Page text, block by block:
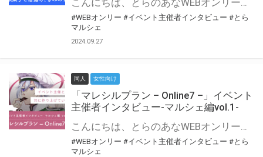
こんにちは、とらのあなWEBオンリー運営スタッフです。 新たにお届けする、イベント主催者インタビュー-マルシェ編-は、 とらのあなWEBオンリー「マルシェ」をご利用の主催様に 「マルシェ」を使ってイベントを開催した感想や心がけをお聞きする企画です。 今回は、WEBオンリー初開催「駄菓子と唐揚げ、きみの青」より、 主催のぎこ六屋様にお話を伺いました。 協力：ぎこ六屋様／イベント公式Twitter（@krkgwks） とらのあなWEBオンリー「マルシェ」とは？ WEBオンリーでリアルタイムでコミュニケーションがとれるオンライン会場です。
#WEBオンリー #イベント主催者インタビュー #とら
マルシェ
2024.09.27
同人 女性向け
「マレシルプラン – Online7 –」イベント
主催者インタビュー-マルシェ編vol.1-
こんにちは、とらのあなWEBオンリー運営スタッフです。 新たにお届けする、イベント主催者インタビュー-マルシェ編-は、 とらのあなWEBオンリー「マルシェ」をご利用した主催様に 「マルシェ」を使って開催した感想や心がけをお聞きする企画です。 今回は、WEBオンリー開催7回目迎えた「マレシルプラン – Online7 –」より、 主催の玉川うた様にお話を伺いました。 ▼マレシルプランのインタビュー前回記事 「イベント主催者インタビュー vol.6」はこちら 協力：玉川うた様（マレシルプラン実行委員会 代表）／イベント公式Twitter（@mallesil_plan） とらのあなWEBオンリー「マルシェ」とは？ WEBオンリーでリアルタイムでコミュニケーションがとれるオンライン会場です。
#WEBオンリー #イベント主催者インタビュー #とら
マルシェ